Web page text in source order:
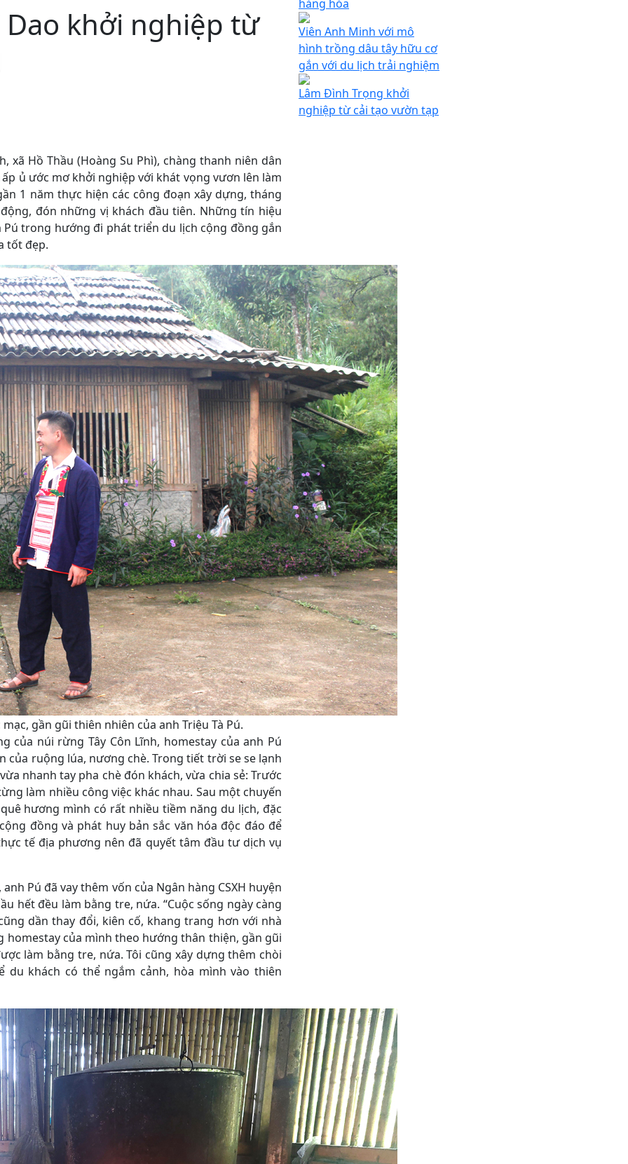
khởi nghiệp từ
xã Hồ Thầu (Hoàng Su Phì), chàng thanh niên dân
ủ ước mơ khởi nghiệp với khát vọng vươn lên làm
1 năm thực hiện các công đoạn xây dựng, tháng
đón những vị khách đầu tiên. Những tín hiệu
trong hướng đi phát triển du lịch cộng đồng gắn
tốt đẹp.
gần gũi thiên nhiên của anh Triệu Tà Pú.
của núi rừng Tây Côn Lĩnh, homestay của anh Pú
ruộng lúa, nương chè. Trong tiết trời se se lạnh
nhanh tay pha chè đón khách, vừa chia sẻ: Trước
làm nhiều công việc khác nhau. Sau một chuyến
hương mình có rất nhiều tiềm năng du lịch, đặc
đồng và phát huy bản sắc văn hóa độc đáo để
tế địa phương nên đã quyết tâm đầu tư dịch vụ
Pú đã vay thêm vốn của Ngân hàng CSXH huyện
hết đều làm bằng tre, nứa. “Cuộc sống ngày càng
dần thay đổi, kiên cố, khang trang hơn với nhà
homestay của mình theo hướng thân thiện, gần gũi
làm bằng tre, nứa. Tôi cũng xây dựng thêm chòi
khách có thể ngắm cảnh, hòa mình vào thiên
hàng hóa
Viên Anh Minh với mô
hình trồng dâu tây hữu cơ
gắn với du lịch trải nghiệm
Lâm Đình Trọng khởi
nghiệp từ cải tạo vườn tạp